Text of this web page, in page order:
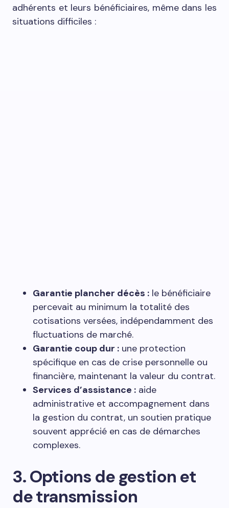
adhérents et leurs bénéficiaires, même dans les
situations difficiles :
Garantie plancher décès : le bénéficiaire
percevait au minimum la totalité des
cotisations versées, indépendamment des
fluctuations de marché.
Garantie coup dur : une protection
spécifique en cas de crise personnelle ou
financière, maintenant la valeur du contrat.
Services d’assistance : aide
administrative et accompagnement dans
la gestion du contrat, un soutien pratique
souvent apprécié en cas de démarches
complexes.
3. Options de gestion et
de transmission